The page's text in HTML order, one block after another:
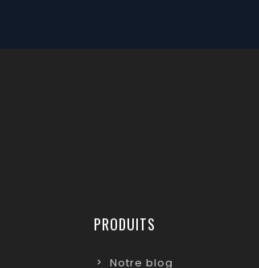
PRODUITS
Notre blog